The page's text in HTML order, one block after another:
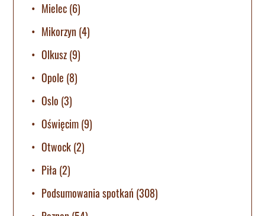
Mielec(6)
Mikorzyn (4)
Olkusz(9)
Opole (8)
Oslo (3)
Oświęcim(9)
Otwock(2)
Piła (2)
Podsumowania spotkań (308)